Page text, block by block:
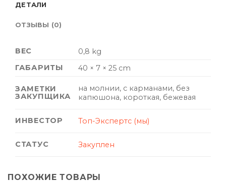
ДЕТАЛИ
ОТЗЫВЫ (0)
ВЕС
0,8 kg
ГАБАРИТЫ
40 × 7 × 25 cm
ЗАМЕТКИ
ЗАКУПЩИКА
на молнии, с карманами, без
капюшона, короткая, бежевая
ИНВЕСТОР Топ-Экспертс (мы)
СТАТУС Закуплен
ПОХОЖИЕ ТОВАРЫ